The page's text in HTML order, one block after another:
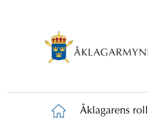
Åklagarens roll